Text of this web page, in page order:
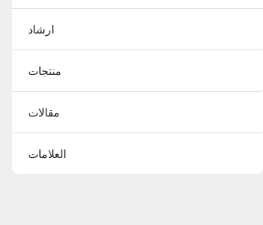
ارشاد
منتجات
مقالات
العلامات